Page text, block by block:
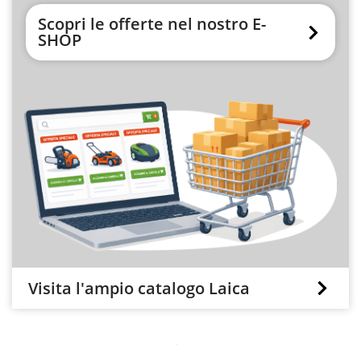
Scopri le offerte nel nostro E-
SHOP
Visita l'ampio catalogo Laica